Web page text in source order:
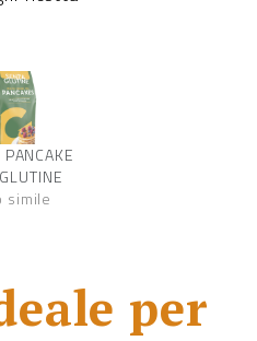
simile
per